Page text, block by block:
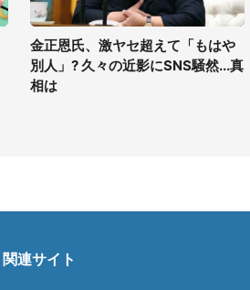
金正恩氏、激ヤセ超えて「もはや
別人」? 久々の近影にSNS騒然...真
相は
関連サイト